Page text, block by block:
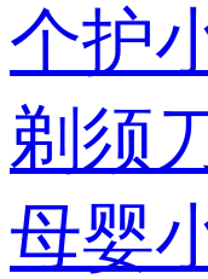
个护
剃须
母婴